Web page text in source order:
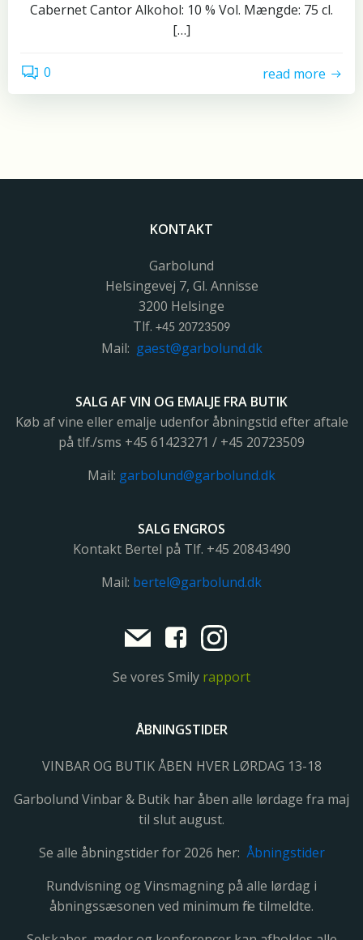
Cabernet Cantor Alkohol: 10 % Vol. Mængde: 75 cl.
[…]
0 read more
KONTAKT
Garbolund
Helsingevej 7, Gl. Annisse
3200 Helsinge
Tlf. +45 20723509
Mail: gaest@garbolund.dk
SALG AF VIN OG EMALJE FRA BUTIK
Køb af vine eller emalje udenfor åbningstid efter aftale
på tlf./sms +45 61423271 / +45 20723509
Mail: garbolund@garbolund.dk
SALG ENGROS
Kontakt Bertel på Tlf. +45 20843490
Mail: bertel@garbolund.dk
Se vores Smily rapport
ÅBNINGSTIDER
VINBAR OG BUTIK ÅBEN HVER LØRDAG 13-18
Garbolund Vinbar & Butik har åben alle lørdage fra maj
til slut august.
Se alle åbningstider for 2026 her: Åbningstider
Rundvisning og Vinsmagning på alle lørdag i
åbningssæsonen ved minimum fire tilmeldte.